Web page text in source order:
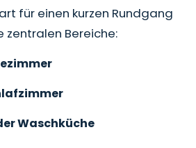
für einen kurzen Rundgang
zentralen Bereiche:
Waschküche